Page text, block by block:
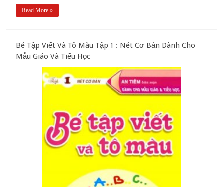
Read More »
Bé Tập Viết Và Tô Màu Tập 1 : Nét Cơ Bản Dành Cho
Mẫu Giáo Và Tiểu Học